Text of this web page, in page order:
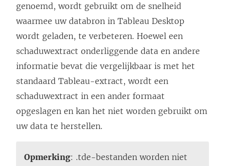
genoemd, wordt gebruikt om de snelheid
waarmee uw databron in Tableau Desktop
wordt geladen, te verbeteren. Hoewel een
schaduwextract onderliggende data en andere
informatie bevat die vergelijkbaar is met het
standaard Tableau-extract, wordt een
schaduwextract in een ander formaat
opgeslagen en kan het niet worden gebruikt om
uw data te herstellen.
Opmerking: .tde-bestanden worden niet